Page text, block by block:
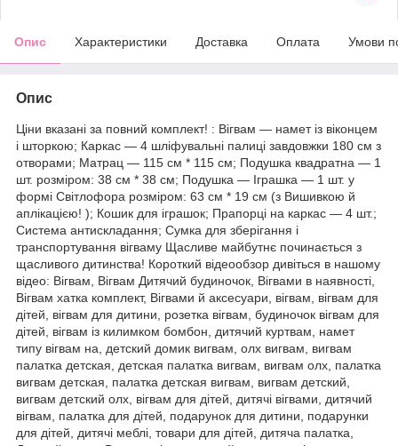
Опис Характеристики Доставка Оплата Умови
Опис
Ціни вказані за повний комплект! : Вігвам — намет із віконцем
і шторкою; Каркас — 4 шліфувальні палиці завдовжки 180 см з
отворами; Матрац — 115 см * 115 см; Подушка квадратна — 1
шт. розміром: 38 см * 38 см; Подушка — Іграшка — 1 шт. у
формі Світлофора розміром: 63 см * 19 см (з Вишивкою й
аплікацією! ); Кошик для іграшок; Прапорці на каркас — 4 шт.;
Система антискладання; Сумка для зберігання і
транспортування вігваму Щасливе майбутнє починається з
щасливого дитинства! Короткий відеообзор дивіться в нашому
відео: Вігвам, Вігвам Дитячий будиночок, Вігвами в наявності,
Вігвам хатка комплект, Вігвами й аксесуари, вігвам, вігвам для
дітей, вігвам для дитини, розетка вігвам, будиночок вігвам для
дітей, вігвам із килимком бомбон, дитячий куртвам, намет
типу вігвам на, детский домик вигвам, олх вигвам, вигвам
палатка детская, детская палатка вигвам, вигвам олх, палатка
вигвам детская, палатка детская вигвам, вигвам детский,
вигвам детский олх, вігвам для дітей, дитячі вігвами, дитячий
вігвам, палатка для дітей, подарунок для дитини, подарунки
для дітей, дитячі меблі, товари для дітей, дитяча палатка,